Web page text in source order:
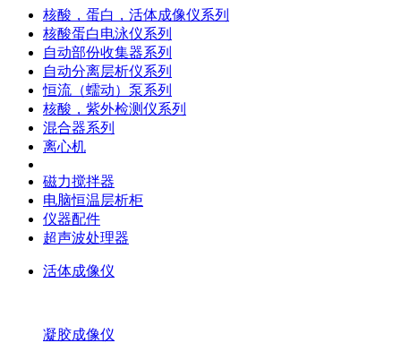
核酸，蛋白，活体成像仪系列
核酸蛋白电泳仪系列
自动部份收集器系列
自动分离层析仪系列
恒流（蠕动）泵系列
核酸，紫外检测仪系列
混合器系列
离心机
磁力搅拌器
电脑恒温层析柜
仪器配件
超声波处理器
活体成像仪
凝胶成像仪